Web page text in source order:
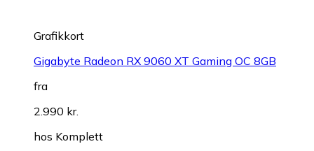
Grafikkort
Gigabyte Radeon RX 9060 XT Gaming OC 8GB
fra
2.990 kr.
hos Komplett